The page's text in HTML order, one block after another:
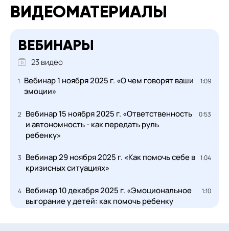
ВИДЕОМАТЕРИАЛЫ
ВЕБИНАРЫ
23 видео
1 Вебинар 1 ноября 2025 г. «О чем говорят ваши
эмоции»
1:09
2 Вебинар 15 ноября 2025 г. «Ответственность
и автономность - как передать руль
ребенку»
0:53
3 Вебинар 29 ноября 2025 г. «Как помочь себе в
кризисных ситуациях»
1:04
4 Вебинар 10 декабря 2025 г. «Эмоциональное
выгорание у детей: как помочь ребенку
1:10